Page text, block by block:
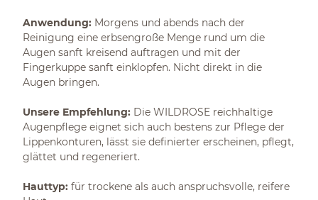
Anwendung: Morgens und abends nach der
Reinigung eine erbsengroße Menge rund um die
Augen sanft kreisend auftragen und mit der
Fingerkuppe sanft einklopfen. Nicht direkt in die
Augen bringen.
Unsere Empfehlung: Die WILDROSE reichhaltige
Augenpflege eignet sich auch bestens zur Pflege der
Lippenkonturen, lässt sie definierter erscheinen, pflegt,
glättet und regeneriert.
Hauttyp: für trockene als auch anspruchsvolle, reifere